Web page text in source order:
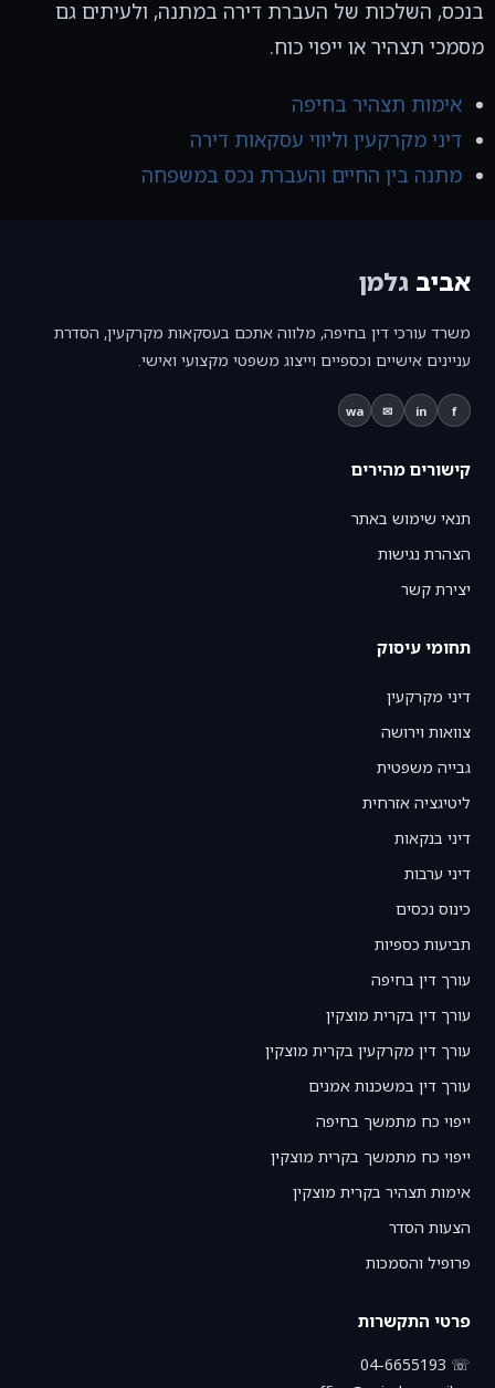
בנכס, השלכות של העברת דירה במתנה, ולעיתים גם
מסמכי תצהיר או ייפוי כוח.
אימות תצהיר בחיפה
דיני מקרקעין וליווי עסקאות דירה
מתנה בין החיים והעברת נכס במשפחה
אביבגלמן
משרד עורכי דין בחיפה, מלווה אתכם בעסקאות מקרקעין, הסדרת
עניינים אישיים וכספיים וייצוג משפטי מקצועי ואישי.
f
in
✉
wa
קישורים מהירים
תנאי שימוש באתר
הצהרת נגישות
יצירת קשר
תחומי עיסוק
דיני מקרקעין
צוואות וירושה
גבייה משפטית
ליטיגציה אזרחית
דיני בנקאות
דיני ערבות
כינוס נכסים
תביעות כספיות
עורך דין בחיפה
עורך דין בקרית מוצקין
עורך דין מקרקעין בקרית מוצקין
עורך דין במשכנות אמנים
ייפוי כח מתמשך בחיפה
ייפוי כח מתמשך בקרית מוצקין
אימות תצהיר בקרית מוצקין
הצעות הסדר
פרופיל והסמכות
פרטי התקשרות
☏ 04-6655193